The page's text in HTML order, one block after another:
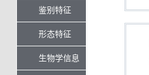
鉴别特征
形态特征
生物学信息